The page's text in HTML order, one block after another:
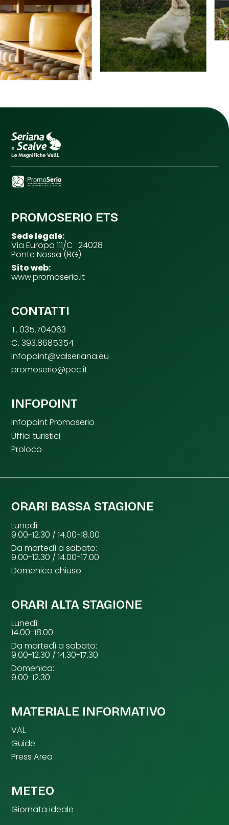
PROMOSERIO ETS
Sede legale:
Via Europa 111/C 24028
Ponte Nossa (BG)
Sito web:
www.promoserio.it
CONTATTI
T. 035.704063
C. 393.8685354
infopoint@valseriana.eu
promoserio@pec.it
INFOPOINT
Infopoint Promoserio
Uffici turistici
Proloco
ORARI BASSA STAGIONE
Lunedì:
9.00-12.30 / 14.00-18.00
Da martedì a sabato:
9.00-12.30 / 14.00-17.00
Domenica chiuso
ORARI ALTA STAGIONE
Lunedì:
14.00-18.00
Da martedì a sabato:
9.00-12.30 / 14.30-17.30
Domenica:
9.00-12.30
MATERIALE INFORMATIVO
VAL
Guide
Press Area
METEO
Giornata ideale